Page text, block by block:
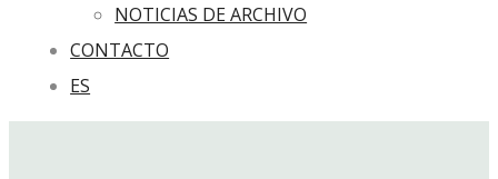
NOTICIAS DE ARCHIVO
CONTACTO
ES